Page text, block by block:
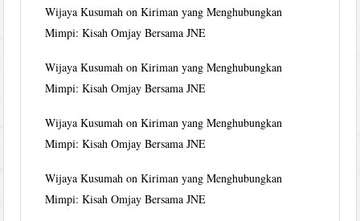
Wijaya Kusumah onKiriman yang Menghubungkan
Mimpi: Kisah Omjay Bersama JNE
Wijaya Kusumah onKiriman yang Menghubungkan
Mimpi: Kisah Omjay Bersama JNE
Wijaya Kusumah onKiriman yang Menghubungkan
Mimpi: Kisah Omjay Bersama JNE
Wijaya Kusumah onKiriman yang Menghubungkan
Mimpi: Kisah Omjay Bersama JNE